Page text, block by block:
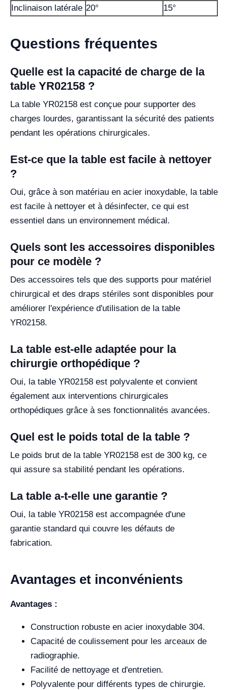
Inclinaison latérale 20° 15°
Questions fréquentes
Quelle est la capacité de charge de la
table YR02158 ?
La table YR02158 est conçue pour supporter des
charges lourdes, garantissant la sécurité des patients
pendant les opérations chirurgicales.
Est-ce que la table est facile à nettoyer
?
Oui, grâce à son matériau en acier inoxydable, la table
est facile à nettoyer et à désinfecter, ce qui est
essentiel dans un environnement médical.
Quels sont les accessoires disponibles
pour ce modèle ?
Des accessoires tels que des supports pour matériel
chirurgical et des draps stériles sont disponibles pour
améliorer l'expérience d'utilisation de la table
YR02158.
La table est-elle adaptée pour la
chirurgie orthopédique ?
Oui, la table YR02158 est polyvalente et convient
également aux interventions chirurgicales
orthopédiques grâce à ses fonctionnalités avancées.
Quel est le poids total de la table ?
Le poids brut de la table YR02158 est de 300 kg, ce
qui assure sa stabilité pendant les opérations.
La table a-t-elle une garantie ?
Oui, la table YR02158 est accompagnée d'une
garantie standard qui couvre les défauts de
fabrication.
Avantages et inconvénients
Avantages :
Construction robuste en acier inoxydable 304.
Capacité de coulissement pour les arceaux de
radiographie.
Facilité de nettoyage et d'entretien.
Polyvalente pour différents types de chirurgie.